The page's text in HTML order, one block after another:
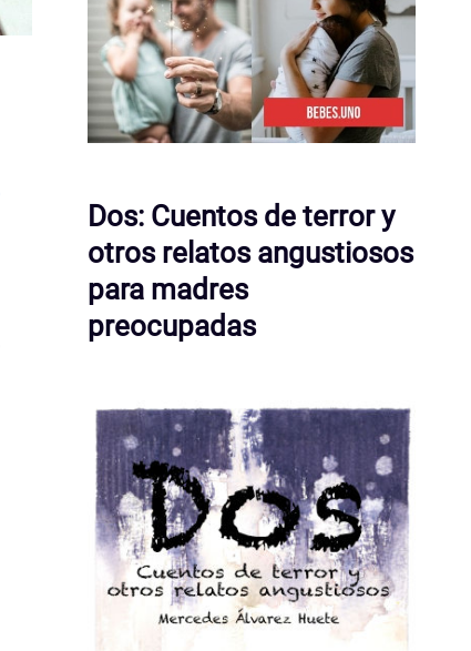
Dos: Cuentos de terror y
otros relatos angustiosos
para madres
preocupadas